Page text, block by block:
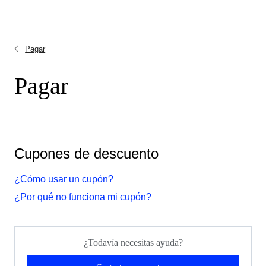
Pagar
Pagar
Cupones de descuento
¿Cómo usar un cupón?
¿Por qué no funciona mi cupón?
¿Todavía necesitas ayuda?